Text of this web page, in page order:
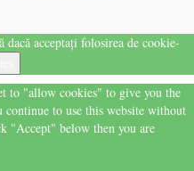
acceptați folosirea de cookie-
to "allow cookies" to give you the
to use this website without
"Accept" below then you are